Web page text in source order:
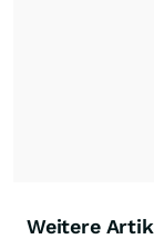
Weitere